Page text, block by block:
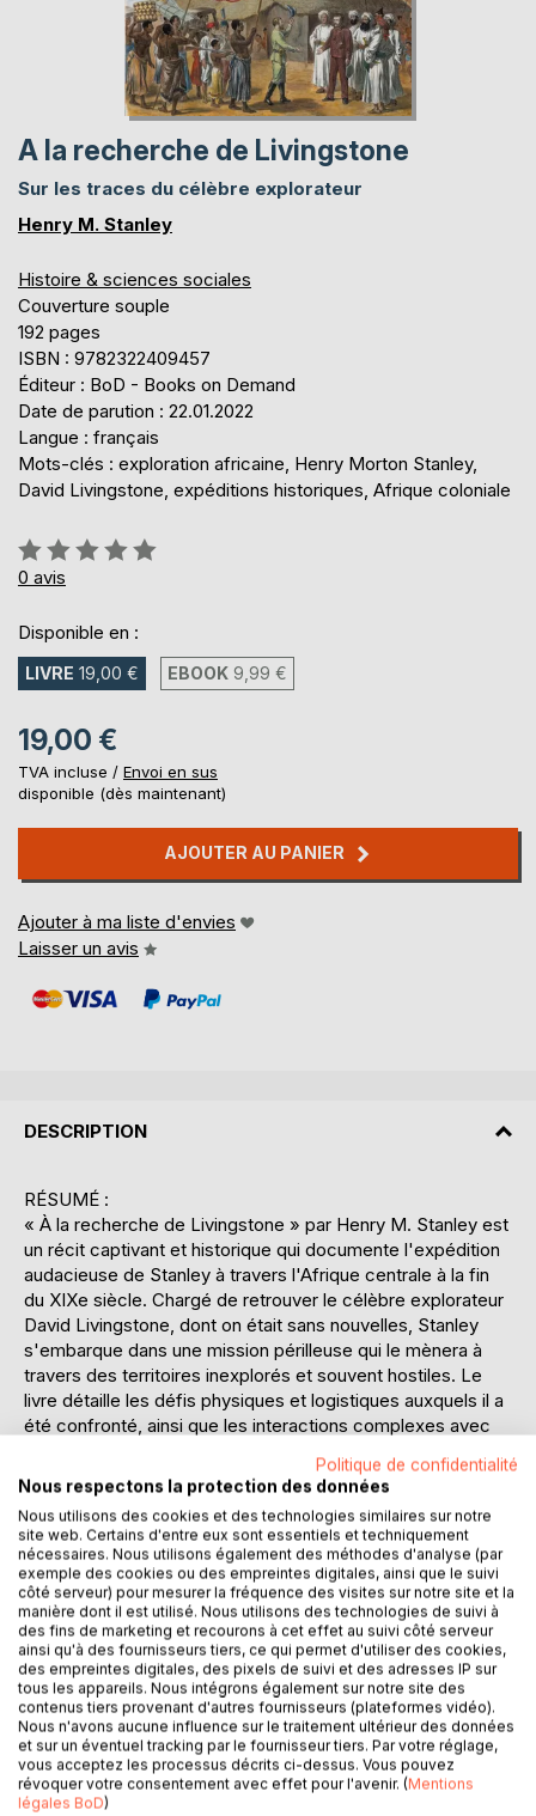
A la recherche de Livingstone
Sur les traces du célèbre explorateur
Henry M. Stanley
Histoire & sciences sociales
Couverture souple
192 pages
ISBN : 9782322409457
Éditeur : BoD - Books on Demand
Date de parution : 22.01.2022
Langue : français
Mots-clés : exploration africaine, Henry Morton Stanley,
David Livingstone, expéditions historiques, Afrique coloniale
Évaluation:
0%
0 avis
Disponible en :
LIVRE 19,00 € EBOOK 9,99 €
19,00 €
TVA incluse / Envoi en sus
disponible (dès maintenant)
AJOUTER AU PANIER
Ajouter à ma liste d'envies
Laisser un avis
DESCRIPTION
RÉSUMÉ :
« À la recherche de Livingstone » par Henry M. Stanley est
un récit captivant et historique qui documente l'expédition
audacieuse de Stanley à travers l'Afrique centrale à la fin
du XIXe siècle. Chargé de retrouver le célèbre explorateur
David Livingstone, dont on était sans nouvelles, Stanley
s'embarque dans une mission périlleuse qui le mènera à
travers des territoires inexplorés et souvent hostiles. Le
livre détaille les défis physiques et logistiques auxquels il a
été confronté, ainsi que les interactions complexes avec
aventure épique, mais aussi une réflexion sur l'esprit de
découverte et les motivations personnelles derrière les
grandes explorations. Stanley décrit avec précision les
paysages africains, les dangers de la faune sauvage, et les
maladies qui ont ralenti sa progression. Le livre offre
également un aperçu des enjeux politiques et
économiques de l'époque, alors que les puissances
européennes étaient en compétition pour l'influence en
Afrique. Grâce à une narration vivante et détaillée, le
lecteur est transporté dans une époque où la détermination
et le courage étaient essentiels pour surmonter les
obstacles. Ce texte est une contribution significative à la
littérature d'exploration et un témoignage précieux de
l'histoire coloniale.
Politique de confidentialité
Nous respectons la protection des données
Nous utilisons des cookies et des technologies similaires sur notre
site web. Certains d'entre eux sont essentiels et techniquement
nécessaires. Nous utilisons également des méthodes d'analyse (par
exemple des cookies ou des empreintes digitales, ainsi que le suivi
côté serveur) pour mesurer la fréquence des visites sur notre site et la
manière dont il est utilisé. Nous utilisons des technologies de suivi à
des fins de marketing et recourons à cet effet au suivi côté serveur
ainsi qu'à des fournisseurs tiers, ce qui permet d'utiliser des cookies,
des empreintes digitales, des pixels de suivi et des adresses IP sur
tous les appareils. Nous intégrons également sur notre site des
contenus tiers provenant d'autres fournisseurs (plateformes vidéo).
Nous n'avons aucune influence sur le traitement ultérieur des données
et sur un éventuel tracking par le fournisseur tiers. Par votre réglage,
vous acceptez les processus décrits ci-dessus. Vous pouvez
révoquer votre consentement avec effet pour l'avenir. (Mentions
légales BoD)